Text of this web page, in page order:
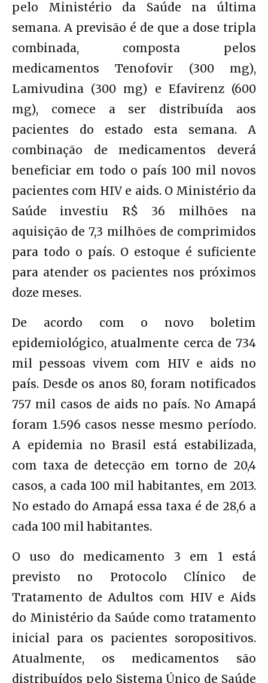
pelo Ministério da Saúde na última
semana. A previsão é de que a dose tripla
combinada, composta pelos
medicamentos Tenofovir (300 mg),
Lamivudina (300 mg) e Efavirenz (600
mg), comece a ser distribuída aos
pacientes do estado esta semana. A
combinação de medicamentos deverá
beneficiar em todo o país 100 mil novos
pacientes com HIV e aids. O Ministério da
Saúde investiu R$ 36 milhões na
aquisição de 7,3 milhões de comprimidos
para todo o país. O estoque é suficiente
para atender os pacientes nos próximos
doze meses.
De acordo com o novo boletim
epidemiológico, atualmente cerca de 734
mil pessoas vivem com HIV e aids no
país. Desde os anos 80, foram notificados
757 mil casos de aids no país. No Amapá
foram 1.596 casos nesse mesmo período.
A epidemia no Brasil está estabilizada,
com taxa de detecção em torno de 20,4
casos, a cada 100 mil habitantes, em 2013.
No estado do Amapá essa taxa é de 28,6 a
cada 100 mil habitantes.
O uso do medicamento 3 em 1 está
previsto no Protocolo Clínico de
Tratamento de Adultos com HIV e Aids
do Ministério da Saúde como tratamento
inicial para os pacientes soropositivos.
Atualmente, os medicamentos são
distribuídos pelo Sistema Único de Saúde